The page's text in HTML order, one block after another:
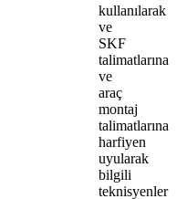
kullanılarak
ve
SKF
talimatlarına
ve
araç
montaj
talimatlarına
harfiyen
uyularak
bilgili
teknisyenler